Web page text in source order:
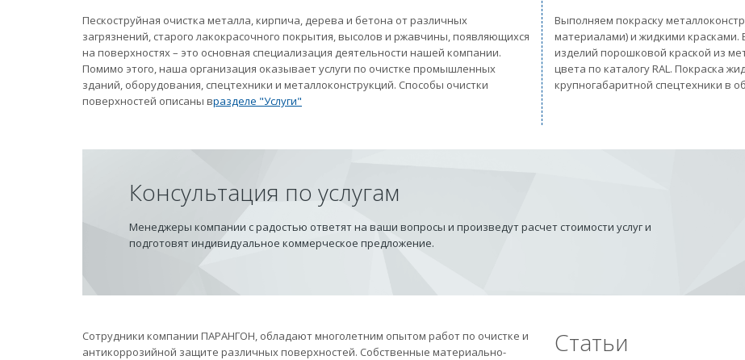
Пескоструйная очистка металла, кирпича, дерева и бетона от различных
загрязнений, старого лакокрасочного покрытия, высолов и ржавчины, появляющихся
на поверхностях – это основная специализация деятельности нашей компании.
Помимо этого, наша организация оказывает услуги по очистке промышленных
зданий, оборудования, спецтехники и металлоконструкций. Способы очистки
поверхностей описаны вразделе "Услуги"
Выполняем покраску
материалами) и жидкими
изделий порошковой краской из
цвета по каталогу RAL. Покраска
крупногабаритной спецтехники в
Консультация по услугам
Менеджеры компании с радостью ответят на ваши вопросы и произведут расчет стоимости услуг и
подготовят индивидуальное коммерческое предложение.
Сотрудники компании ПАРАНГОН, обладают многолетним опытом работ по очистке и
антикоррозийной защите различных поверхностей. Собственные материально-
Статьи